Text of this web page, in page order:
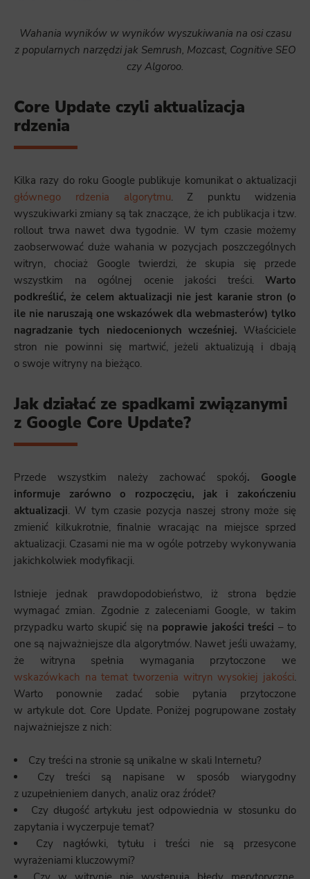
Wahania wyników w wyników wyszukiwania na osi czasu
z popularnych narzędzi jak Semrush, Mozcast, Cognitive SEO
czy Algoroo.
Core Update czyli aktualizacja
rdzenia
Kilka razy do roku Google publikuje komunikat o aktualizacji
głównego rdzenia algorytmu. Z punktu widzenia
wyszukiwarki zmiany są tak znaczące, że ich publikacja i tzw.
rollout trwa nawet dwa tygodnie. W tym czasie możemy
zaobserwować duże wahania w pozycjach poszczególnych
witryn, chociaż Google twierdzi, że skupia się przede
wszystkim na ogólnej ocenie jakości treści. Warto
podkreślić, że celem aktualizacji nie jest karanie stron (o
ile nie naruszają one wskazówek dla webmasterów) tylko
nagradzanie tych niedocenionych wcześniej. Właściciele
stron nie powinni się martwić, jeżeli aktualizują i dbają
o swoje witryny na bieżąco.
Jak działać ze spadkami związanymi
z Google Core Update?
Przede wszystkim należy zachować spokój. Google
informuje zarówno o rozpoczęciu, jak i zakończeniu
aktualizacji. W tym czasie pozycja naszej strony może się
zmienić kilkukrotnie, finalnie wracając na miejsce sprzed
aktualizacji. Czasami nie ma w ogóle potrzeby wykonywania
jakichkolwiek modyfikacji.
Istnieje jednak prawdopodobieństwo, iż strona będzie
wymagać zmian. Zgodnie z zaleceniami Google, w takim
przypadku warto skupić się na poprawie jakości treści – to
one są najważniejsze dla algorytmów. Nawet jeśli uważamy,
że witryna spełnia wymagania przytoczone we
wskazówkach na temat tworzenia witryn wysokiej jakości.
Warto ponownie zadać sobie pytania przytoczone
w artykule dot. Core Update. Poniżej pogrupowane zostały
najważniejsze z nich:
Czy treści na stronie są unikalne w skali Internetu?
Czy treści są napisane w sposób wiarygodny
z uzupełnieniem danych, analiz oraz źródeł?
Czy długość artykułu jest odpowiednia w stosunku do
zapytania i wyczerpuje temat?
Czy nagłówki, tytułu i treści nie są przesycone
wyrażeniami kluczowymi?